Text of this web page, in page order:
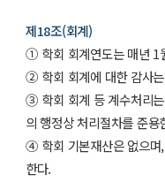
제18조(회계)
① 학회 회계연도는 매년 1
② 학회 회계에 대한 감사
③ 학회 회계 등 계수처리
의 행정상 처리절차를 준용
④ 학회 기본재산은 없으며,
한다.